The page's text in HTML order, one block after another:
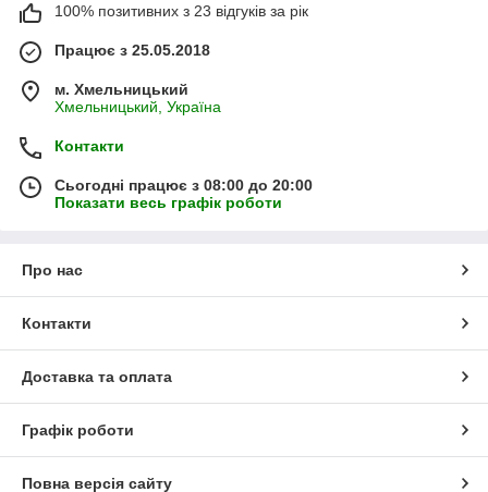
100% позитивних з 23 відгуків за рік
Працює з 25.05.2018
м. Хмельницький
Хмельницький, Україна
Контакти
Сьогодні працює з 08:00 до 20:00
Показати весь графік роботи
Про нас
Контакти
Доставка та оплата
Графік роботи
Повна версія сайту